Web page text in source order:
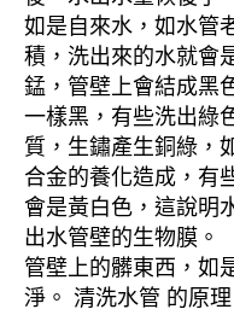
如是自來水，如水管
積，洗出來的水就會
錳，管壁上會結成黑
一樣黑，有些洗出綠
質，生鏽產生銅綠，
合金的養化造成，有
會是黃白色，這說明
出水管壁的生物膜。
管壁上的髒東西，如
淨。 清洗水管 的原